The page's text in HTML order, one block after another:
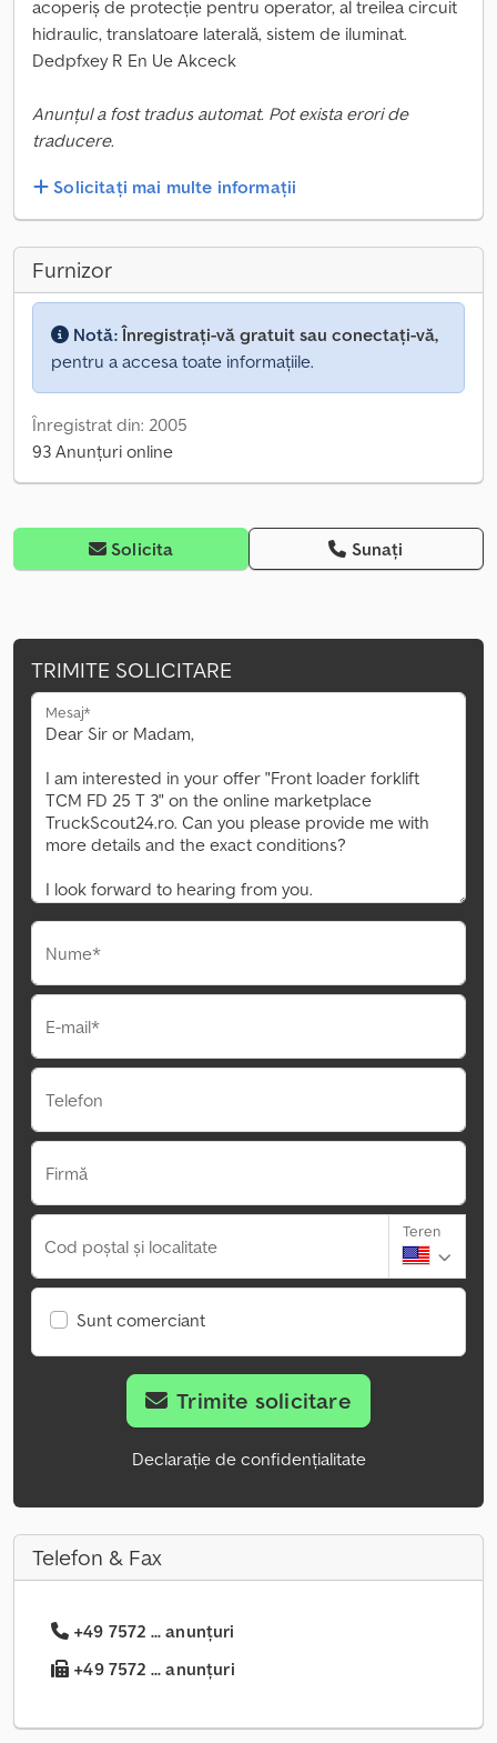
acoperiș de protecție pentru operator, al treilea circuit
hidraulic, translatoare laterală, sistem de iluminat.
Dedpfxey R En Ue Akceck
Anunțul a fost tradus automat. Pot exista erori de
traducere.
Solicitați mai multe informații
Furnizor
Notă:Înregistrați-vă gratuit sau conectați-vă,
pentru a accesa toate informațiile.
Înregistrat din: 2005
93 Anunțuri online
Solicita Sunați
TRIMITE SOLICITARE
Mesaj*
Nume*
E-mail*
Telefon
Firmă
Cod poștal și localitate
Teren
Sunt comerciant
Trimite solicitare
Declarație de confidențialitate
Telefon & Fax
+49 7572 ... anunțuri
+49 7572 ... anunțuri